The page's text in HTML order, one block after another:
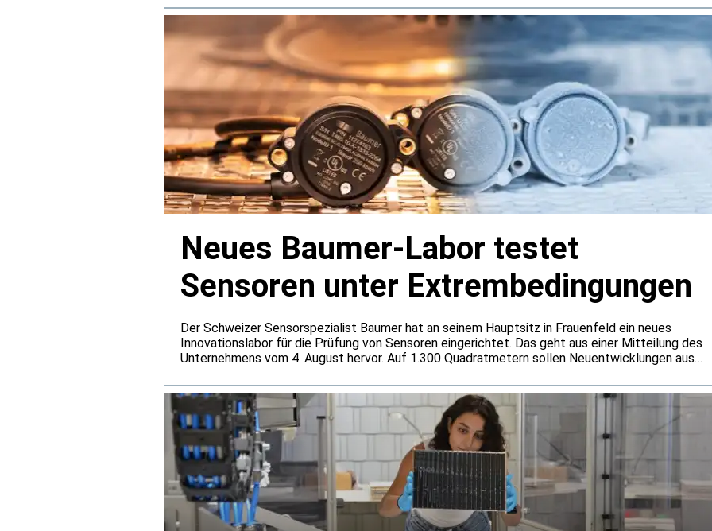
Neues Baumer-Labor testet
Sensoren unter Extrembedingungen
Der Schweizer Sensorspezialist Baumer hat an seinem Hauptsitz in Frauenfeld ein neues
Innovationslabor für die Prüfung von Sensoren eingerichtet. Das geht aus einer Mitteilung des
Unternehmens vom 4. August hervor. Auf 1.300 Quadratmetern sollen Neuentwicklungen aus
Belastungen simulieren, die über gängige Normanforderungen hinausgehen.